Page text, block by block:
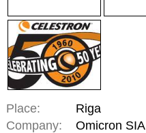
Place:
Riga
Company:
Omicron SIA